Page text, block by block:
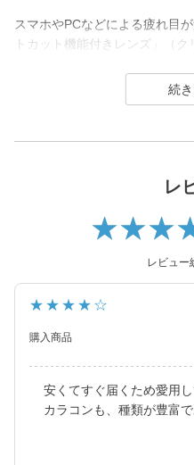
スマホやPCなどによる疲れ目
トカット機能付きレンズ」（
「新素材シリコーンハイドロ
高機能と快適なつけ心地を両
レ
レビュー
★★★★☆
購入商品
安くてすぐ届くため愛用し
カラコンも、種類が豊富で